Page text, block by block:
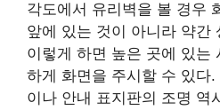
각도에서 유리벽을 볼 경우
앞에 있는 것이 아니라 약간
이렇게 하면 높은 곳에 있는
하게 화면을 주시할 수 있다
이나 안내 표지판의 조명 역